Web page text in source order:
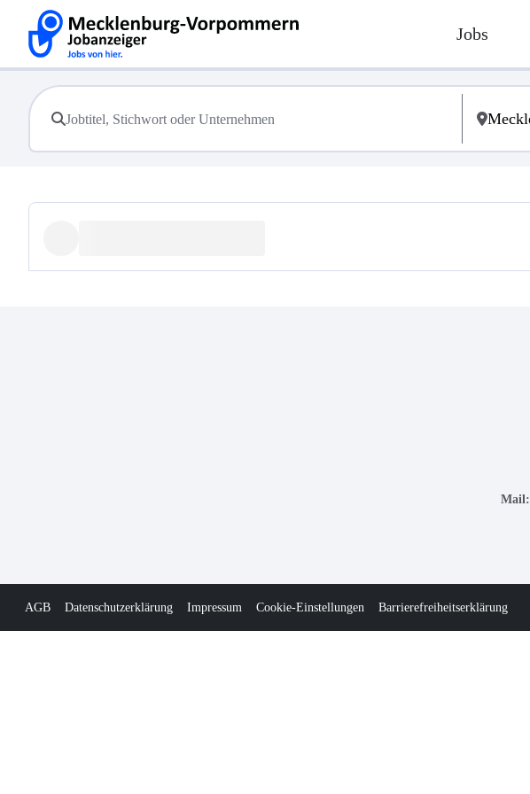
Jobs
Mail:
AGB Datenschutzerklärung Impressum Cookie-Einstellungen Barrierefreiheitserklärung